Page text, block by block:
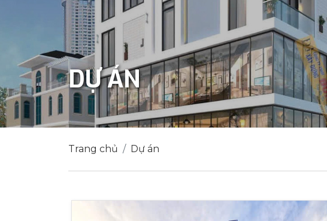
Lượng
Cao
DỰ ÁN
Trang chủ Dự án